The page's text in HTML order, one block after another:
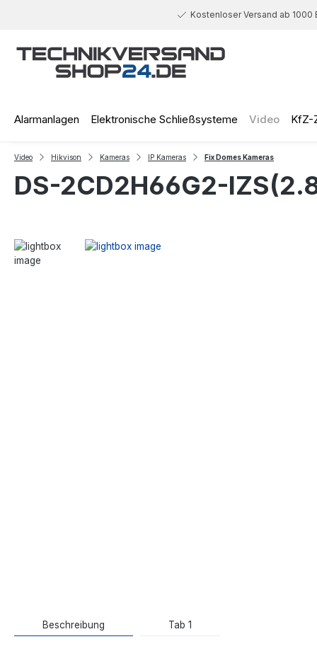
Kostenloser Versand ab 1000
Alarmanlagen Elektronische Schließsysteme Video KfZ-
Video Hikvison Kameras IP Kameras Fix Domes Kameras
DS-2CD2H66G2-
Beschreibung Tab 1